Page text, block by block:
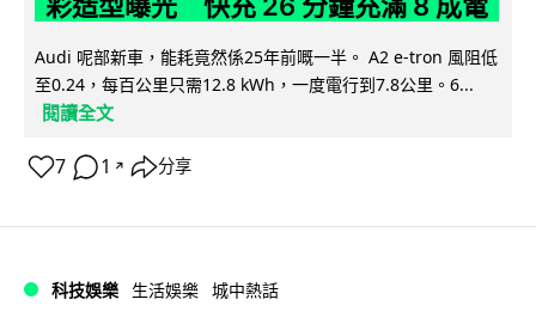
Audi 呢部新車，能耗竟然係25年前嘅一半。 A2 e-tron 風阻低
至0.24，每百公里只需12.8 kWh，一度電行到7.8公里。6...
閱讀全文
7 1 ↗ 分享
科技娛樂 生活娛樂 城中熱話